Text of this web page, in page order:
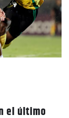
el último